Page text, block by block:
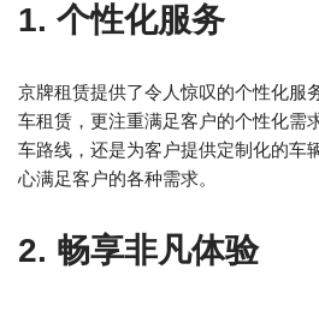
1. 个性化服务
京牌租赁提供了令人惊叹的个性化服
车租赁，更注重满足客户的个性化需
车路线，还是为客户提供定制化的车
心满足客户的各种需求。
2. 畅享非凡体验